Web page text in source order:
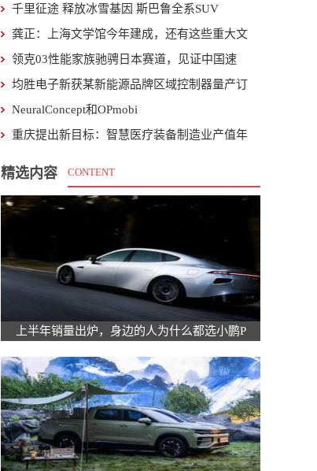
千里征途 释放冰雪基因 斯巴鲁全系SUV
龚正：上海文学馆今年建成，还有这些重大文
领克03性能家族驰骋日本赛道，见证中国速
均胜电子新获某新能源品牌区域控制器量产订
NeuralConcept和OPmobi
重庆提出新目标：智慧医疗装备制造业产值年
精选内容 CONTENT
上半年销量出炉，身边的人为什么都选小鹏P